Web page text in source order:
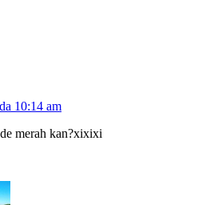
10:14 am
merah kan?xixixi